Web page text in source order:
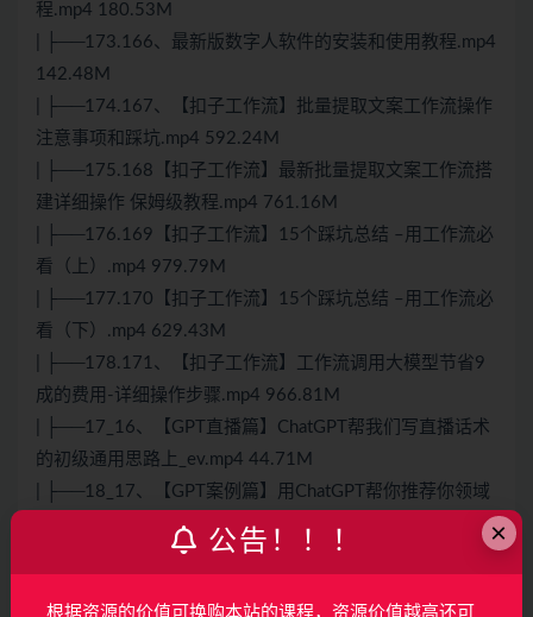
程.mp4 180.53M
| ├──173.166、最新版数字人软件的安装和使用教程.mp4
142.48M
| ├──174.167、【扣子工作流】批量提取文案工作流操作
注意事项和踩坑.mp4 592.24M
| ├──175.168【扣子工作流】最新批量提取文案工作流搭
建详细操作 保姆级教程.mp4 761.16M
| ├──176.169【扣子工作流】15个踩坑总结 –用工作流必
看（上）.mp4 979.79M
| ├──177.170【扣子工作流】15个踩坑总结 –用工作流必
看（下）.mp4 629.43M
| ├──178.171、【扣子工作流】工作流调用大模型节省9
成的费用-详细操作步骤.mp4 966.81M
| ├──17_16、【GPT直播篇】ChatGPT帮我们写直播话术
的初级通用思路上_ev.mp4 44.71M
| ├──18_17、【GPT案例篇】用ChatGPT帮你推荐你领域
相关书籍，再喂给ChatGPT_ev.mp4 22.36M
| ├──19_18、【GPT直播篇】用ChatGPT最简单的图片功
×
公告！！！
根据资源的价值可换购本站的课程，资源价值越高还可